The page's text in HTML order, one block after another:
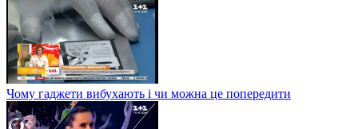
Чому гаджети вибухають і чи можна це попередити